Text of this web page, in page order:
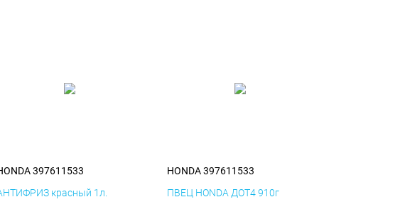
397611533
красный 1л.
HONDA 397611533
ПВЕЦ HONDA ДОТ4 910г